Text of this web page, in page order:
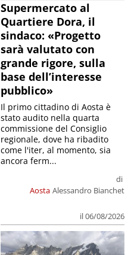
Supermercato al
Quartiere Dora, il
sindaco: «Progetto
sarà valutato con
grande rigore, sulla
base dell’interesse
pubblico»
Aosta
di
Alessandro Bianchet
il 06/08/2026
Il primo cittadino di Aosta è
stato audito nella quarta
commissione del Consiglio
regionale, dove ha ribadito
come l'iter, al momento, sia
ancora ferm...